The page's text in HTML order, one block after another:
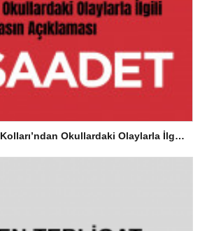
Saadet Partisi Kadın Kolları’ndan Okullardaki Olaylarla İlgili Basın Açıklaması